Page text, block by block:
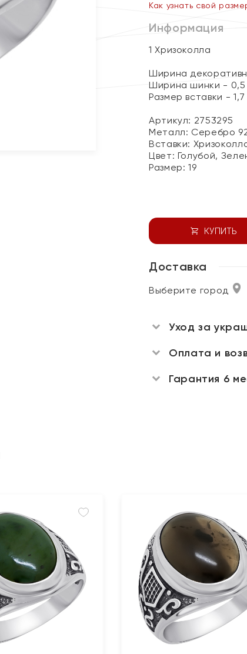
Как узнать свой
Информация
1 Хризоколла
Ширина
Ширина шинки - 0,5
Размер вставки - 1,7
Артикул: 2753295
Металл: Серебро
Вставки:
Цвет: Голубой,
Размер:19
КУПИТЬ
Доставка
Выберите город
Уход за
Оплата и
Гарантия 6